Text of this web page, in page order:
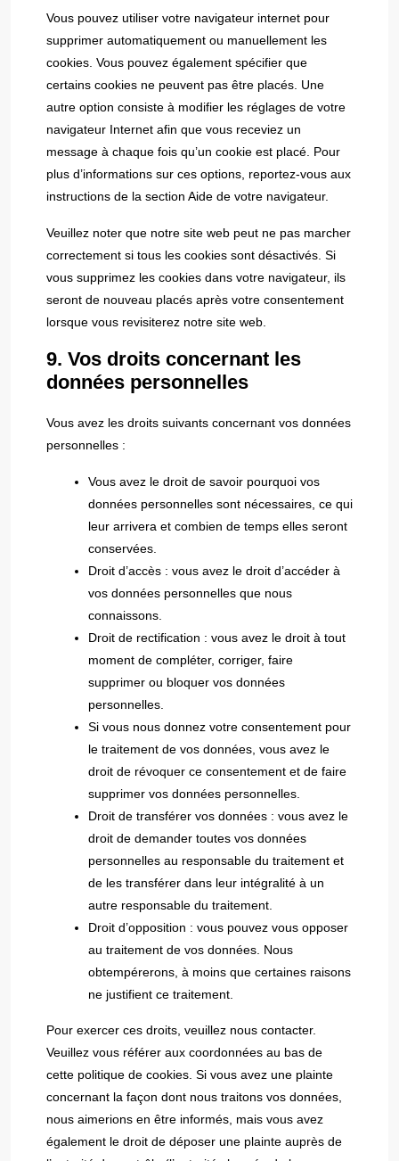
Vous pouvez utiliser votre navigateur internet pour
supprimer automatiquement ou manuellement les
cookies. Vous pouvez également spécifier que
certains cookies ne peuvent pas être placés. Une
autre option consiste à modifier les réglages de votre
navigateur Internet afin que vous receviez un
message à chaque fois qu’un cookie est placé. Pour
plus d’informations sur ces options, reportez-vous aux
instructions de la section Aide de votre navigateur.
Veuillez noter que notre site web peut ne pas marcher
correctement si tous les cookies sont désactivés. Si
vous supprimez les cookies dans votre navigateur, ils
seront de nouveau placés après votre consentement
lorsque vous revisiterez notre site web.
9. Vos droits concernant les
données personnelles
Vous avez les droits suivants concernant vos données
personnelles :
Vous avez le droit de savoir pourquoi vos
données personnelles sont nécessaires, ce qui
leur arrivera et combien de temps elles seront
conservées.
Droit d’accès : vous avez le droit d’accéder à
vos données personnelles que nous
connaissons.
Droit de rectification : vous avez le droit à tout
moment de compléter, corriger, faire
supprimer ou bloquer vos données
personnelles.
Si vous nous donnez votre consentement pour
le traitement de vos données, vous avez le
droit de révoquer ce consentement et de faire
supprimer vos données personnelles.
Droit de transférer vos données : vous avez le
droit de demander toutes vos données
personnelles au responsable du traitement et
de les transférer dans leur intégralité à un
autre responsable du traitement.
Droit d’opposition : vous pouvez vous opposer
au traitement de vos données. Nous
obtempérerons, à moins que certaines raisons
ne justifient ce traitement.
Pour exercer ces droits, veuillez nous contacter.
Veuillez vous référer aux coordonnées au bas de
cette politique de cookies. Si vous avez une plainte
concernant la façon dont nous traitons vos données,
nous aimerions en être informés, mais vous avez
également le droit de déposer une plainte auprès de